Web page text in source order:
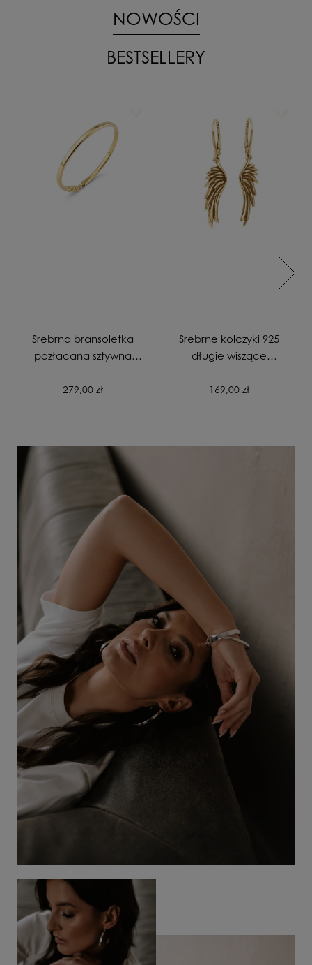
NOWOŚCI
BESTSELLERY
Srebrna bransoletka
pozłacana sztywna
próba 925
279,00 zł
Srebrne kolczyki 925
długie wiszące
Anioła
169,00 zł